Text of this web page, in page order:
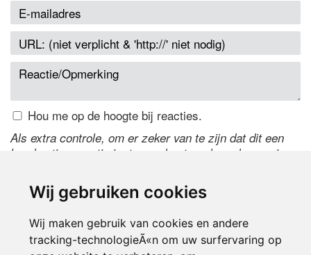
Wij gebruiken cookies
Wij maken gebruik van cookies en andere
tracking-technologieÃ«n om uw surfervaring op
Hou me op de hoogte bij reacties.
Als extra controle, om er zeker van te zijn dat dit een
handmatige reactie is, typ onderstaande code over in
de code te wijzigen.